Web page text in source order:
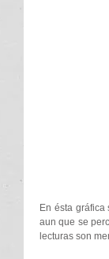
En ésta
aun que se
lecturas son